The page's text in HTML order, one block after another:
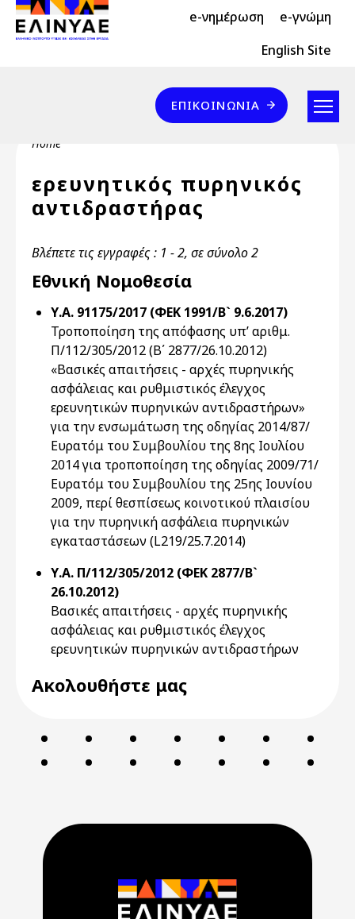
Skip to main content
Header Top 2 e-νημέρωση e-γνώμη
Header Top English Site
Επικοινωνία
ΕΠΙΚΟΙΝΩΝΊΑ
Breadcrumb
Home
ερευνητικός πυρηνικός
αντιδραστήρας
Βλέπετε τις εγγραφές : 1 - 2, σε σύνολο 2
Εθνική Νομοθεσία
Υ.Α. 91175/2017 (ΦΕΚ 1991/Β` 9.6.2017)
Τροποποίηση της απόφασης υπ’ αριθμ.
Π/112/305/2012 (Β΄ 2877/26.10.2012)
«Βασικές απαιτήσεις - αρχές πυρηνικής
ασφάλειας και ρυθμιστικός έλεγχος
ερευνητικών πυρηνικών αντιδραστήρων»
για την ενσωμάτωση της οδηγίας 2014/87/
Ευρατόμ του Συμβουλίου της 8ης Ιουλίου
2014 για τροποποίηση της οδηγίας 2009/71/
Ευρατόμ του Συμβουλίου της 25ης Ιουνίου
2009, περί θεσπίσεως κοινοτικού πλαισίου
για την πυρηνική ασφάλεια πυρηνικών
εγκαταστάσεων (L219/25.7.2014)
Υ.Α. Π/112/305/2012 (ΦΕΚ 2877/Β`
26.10.2012)
Βασικές απαιτήσεις - αρχές πυρηνικής
ασφάλειας και ρυθμιστικός έλεγχος
ερευνητικών πυρηνικών αντιδραστήρων
Ακολουθήστε μας